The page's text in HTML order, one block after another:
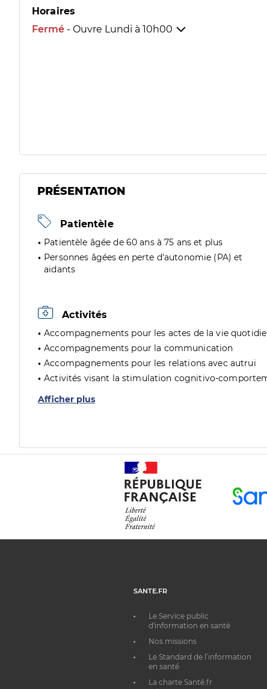
Horaires
Fermé - Ouvre Lundi à 10h00
PRÉSENTATION
Patientèle
Patientèle âgée de 60 ans à 75 ans et plus
Personnes âgées en perte d'autonomie (PA) et
aidants
Activités
Accompagnements pour les actes de la vie
Accompagnements pour la communication
Accompagnements pour les relations avec autrui
Activités visant la stimulation cognitivo-
Afficher plus
SANTE.FR
Le Service public
d'information en santé
Nos missions
Le Standard de l’information
en santé
La charte Santé.fr